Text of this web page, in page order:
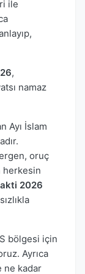
ile
,
namaz
Ayı İslam
oruç
herkesin
2026
bölgesi için
Ayrıca
ne kadar